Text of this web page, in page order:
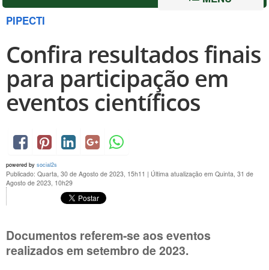
PIPECTI
Confira resultados finais
para participação em
eventos científicos
powered by social2s
Publicado: Quarta, 30 de Agosto de 2023, 15h11 | Última atualização em Quinta, 31 de
Agosto de 2023, 10h29
Documentos referem-se aos eventos
realizados em setembro de 2023.